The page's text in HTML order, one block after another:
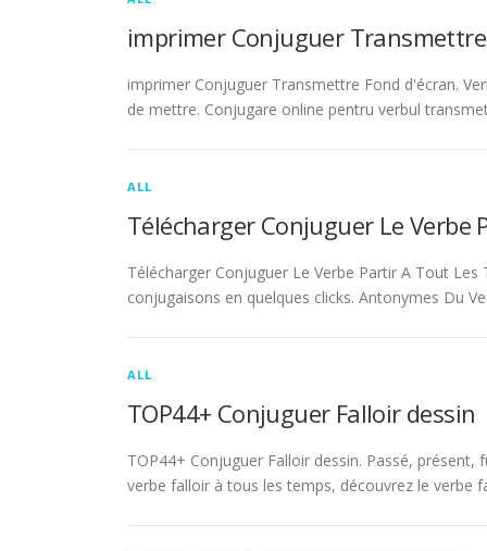
imprimer Conjuguer
imprimer Conjuguer Transmettre Fond d'écran.
de mettre. Conjugare online pentru verbul
ALL
Télécharger Conjuguer Le Verbe
Télécharger Conjuguer Le Verbe Partir A Tout
conjugaisons en quelques clicks. Antonymes Du
ALL
TOP44+ Conjuguer Falloir dessin
TOP44+ Conjuguer Falloir dessin. Passé,
verbe falloir à tous les temps, découvrez le verbe